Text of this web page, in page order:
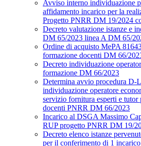
Avviso interno individuazione
affidamento incarico per la
Progetto PNRR DM 19/2024
Decreto valutazione istanze e
DM 65/2023 linea A DM 65/
Ordine di acquisto MePA
formazione docenti DM 66/
Decreto individuazione
formazione DM 66/2023
Determina avvio procedura D-
individuazione operatore
servizio fornitura esperti e
docenti PNRR DM 66/2023
Incarico al DSGA Massimo
RUP progetto PNRR DM 19/
Decreto elenco istanze
per il conferimento di 1